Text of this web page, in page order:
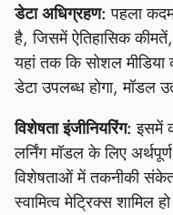
डेटा अधिग्रहण: पहला
है, जिसमें ऐतिहासिक
यहां तक कि सोशल
डेटा उपलब्ध होगा, मॉडल
विशेषता इंजीनियरिंग: इसमें
लर्निंग मॉडल के लिए
विशेषताओं में तकनीकी
स्वामित्व मेट्रिक्स शामिल